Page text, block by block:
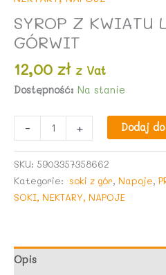
SYROP Z KWIATU
GÓRWIT
12,00 zł z Vat
Dostępność: Na stanie
-
SYROP
Z
200ml-
+ Dodaj
SKU: 5903357358662
Kategorie: soki z gór, Napoje,
SOKI, NEKTARY, NAPOJE
Opis